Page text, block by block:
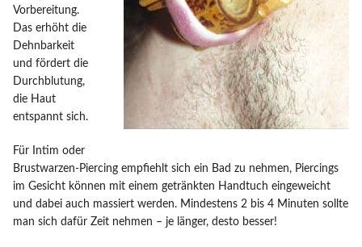
Vorbereitung.
Das erhöht die
Dehnbarkeit
und fördert die
Durchblutung,
die Haut
entspannt sich.
Für Intim oder
Brustwarzen-Piercing empfiehlt sich ein Bad zu nehmen, Piercings
im Gesicht können mit einem getränkten Handtuch eingeweicht
und dabei auch massiert werden. Mindestens 2 bis 4 Minuten sollte
man sich dafür Zeit nehmen – je länger, desto besser!